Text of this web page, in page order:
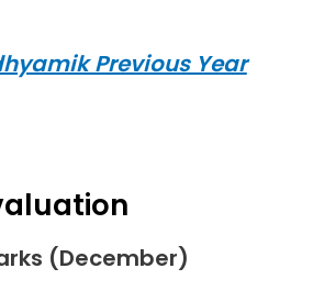
Previous Year
(December)